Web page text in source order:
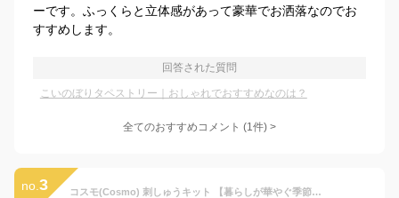
ーです。ふっくらと立体感があって豪華でお洒落なのでお
すすめします。
回答された質問
こいのぼりタペストリー｜おしゃれでおすすめなのは？
全てのおすすめコメント (1件) >
no. 3 コスモ(Cosmo) 刺しゅうキット 【暮らしが華やぐ季節のたのしみ】 5月晴天のこいのぼり クロスステッチキット 22.5㎝×18㎝ No.522304